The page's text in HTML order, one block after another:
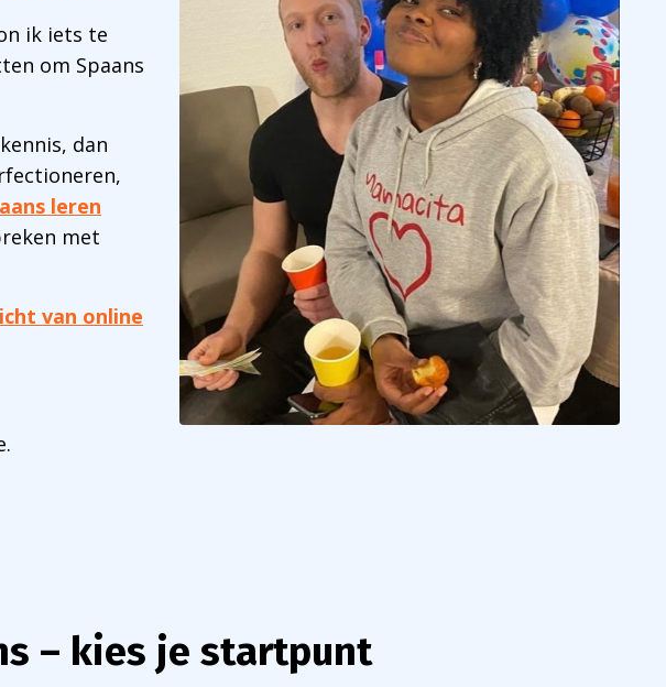
ik iets te
om Spaans
dan
leren
met
van online
– kies je startpunt